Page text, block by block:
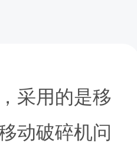
采用的是移
动破碎机问